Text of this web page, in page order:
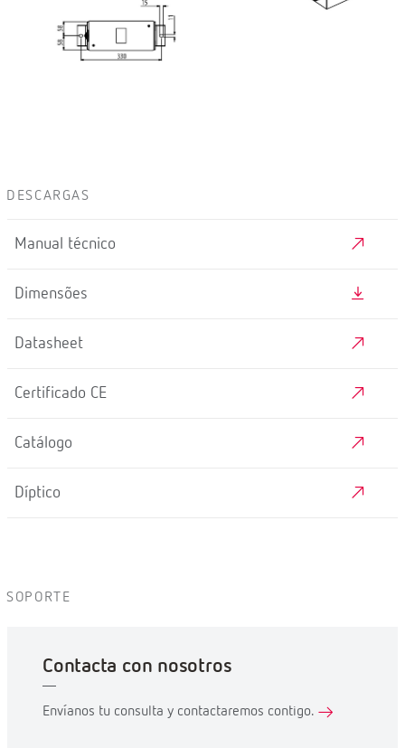
DESCARGAS
Manual técnico
Dimensões
Datasheet
Certificado CE
Catálogo
Díptico
SOPORTE
Contacta con nosotros
Envíanos tu consulta y contactaremos contigo.